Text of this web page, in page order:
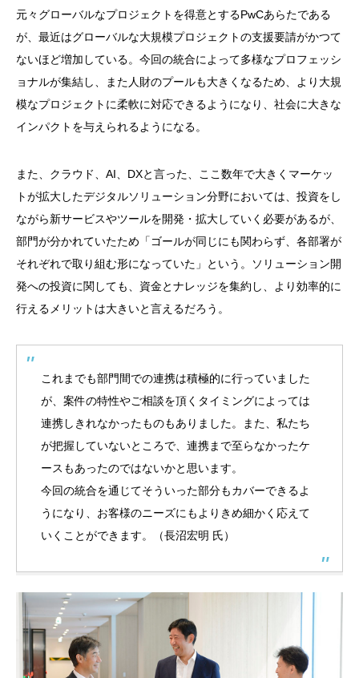
元々グローバルなプロジェクトを得意とするPwCあらたである
が、最近はグローバルな大規模プロジェクトの支援要請がかつて
ないほど増加している。今回の統合によって多様なプロフェッシ
ョナルが集結し、また人財のプールも大きくなるため、より大規
模なプロジェクトに柔軟に対応できるようになり、社会に大きな
インパクトを与えられるようになる。
また、クラウド、 AI DXと言った、ここ数年で大きくマーケッ
トが拡大したデジタルソリューション分野においては、投資をし
ながら新サービスやツールを開発・拡大していく必要があるが、
部門が分かれていたため「ゴールが同じにも関わらず、各部署が
それぞれで取り組む形になっていた」という。ソリューション開
発への投資に関しても、資金とナレッジを集約し、より効率的に
行えるメリットは大きいと言えるだろう。
これまでも部門間での連携は積極的に行っていました
が、案件の特性やご相談を頂くタイミングによっては
連携しきれなかったものもありました。また、私たち
が把握していないところで、連携まで至らなかったケ
ースもあったのではないかと思います。
今回の統合を通じてそういった部分もカバーできるよ
うになり、お客様のニーズにもよりきめ細かく応えて
いくことができます。（長沼宏明 氏）